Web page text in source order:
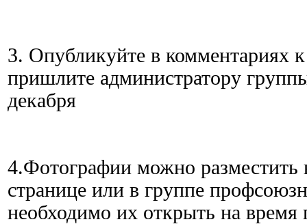
3. Опубликуйте в комментариях
пришлите администратору
декабря
4.Фотографии можно разместить
странице или в группе
необходимо их открыть на